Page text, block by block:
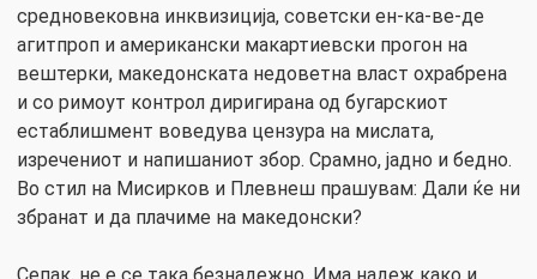
средновековна инквизиција, советски ен-ка-ве-де
агитпроп и американски макартиевски прогон на
вештерки, македонската недоветна власт охрабрена
и со римоут контрол диригирана од бугарскиот
естаблишмент воведува цензура на мислата,
изречениот и напишаниот збор. Срамно, јадно и бедно.
Во стил на Мисирков и Плевнеш прашувам: Дали ќе ни
збранат и да плачиме на македонски?